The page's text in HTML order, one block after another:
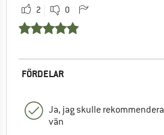
2 0
FÖRDELAR
Ja, jag skulle
vän